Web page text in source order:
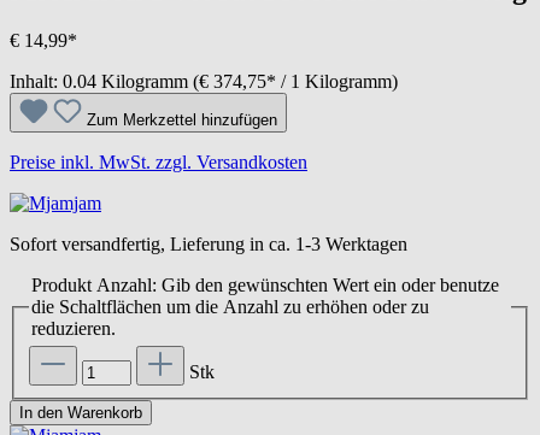
€ 14,99*
Inhalt: 0.04 Kilogramm (€ 374,75* / 1 Kilogramm)
Zum Merkzettel hinzufügen
Preise inkl. MwSt. zzgl. Versandkosten
Sofort versandfertig, Lieferung in ca. 1-3 Werktagen
Produkt Anzahl: Gib den gewünschten Wert ein oder benutze
die Schaltflächen um die Anzahl zu erhöhen oder zu
reduzieren.
Stk
In den Warenkorb